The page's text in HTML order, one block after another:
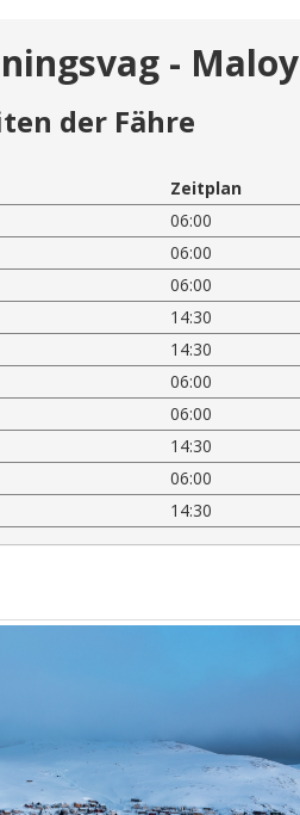
- Maloy
der Fähre
Zeitplan
06:00
06:00
06:00
14:30
14:30
06:00
06:00
14:30
06:00
14:30